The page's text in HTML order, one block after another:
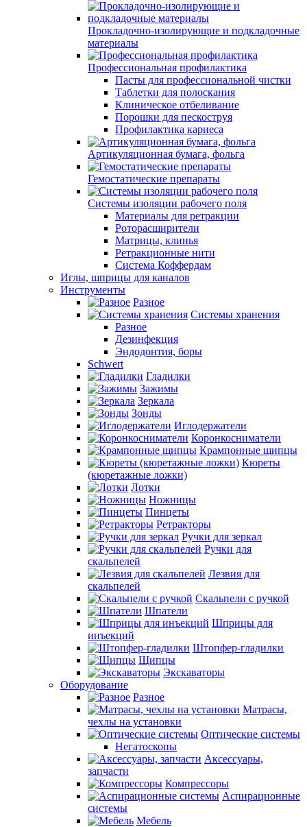
Прокладочно-изолирующие и подкладочные
материалы
Профессиональная профилактика
Пасты для профессиональной чистки
Таблетки для полоскания
Клиническое отбеливание
Порошки для пескоструя
Профилактика кариеса
Артикуляционная бумага, фольга
Гемостатические препараты
Системы изоляции рабочего поля
Материалы для ретракции
Роторасширители
Матрицы, клинья
Ретракционные нити
Система Коффердам
Иглы, шприцы для каналов
Инструменты
Разное
Системы хранения
Разное
Дезинфекция
Эндодонтия, боры
Schwert
Гладилки
Зажимы
Зеркала
Зонды
Иглодержатели
Коронкосниматели
Крампонные щипцы
Кюреты
(кюретажные ложки)
Лотки
Ножницы
Пинцеты
Ретракторы
Ручки для зеркал
Ручки для
скальпелей
Лезвия для
скальпелей
Скальпели с ручкой
Шпатели
Шприцы для
инъекций
Штопфер-гладилки
Щипцы
Экскаваторы
Оборудование
Разное
Матрасы,
чехлы на установки
Оптические системы
Негатоскопы
Аксессуары,
запчасти
Компрессоры
Аспирационные
системы
Мебель